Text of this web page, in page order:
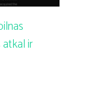
ir